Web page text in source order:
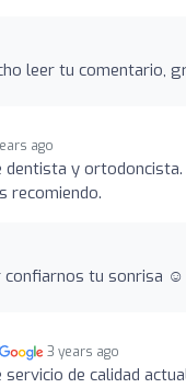
leer tu comentario,
ago
dentista y
recomiendo.
confiarnos tu sonrisa ☺️
3 years ago
servicio de calidad